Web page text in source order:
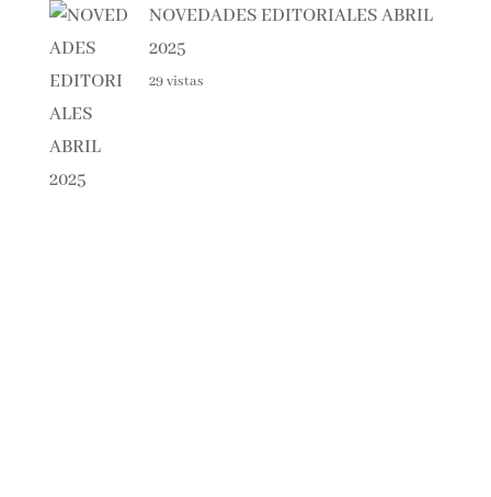
NOVEDADES EDITORIALES ABRIL
2025
29 vistas